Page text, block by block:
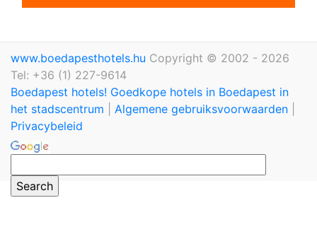
www.boedapesthotels.hu Copyright © 2002 - 2026
Tel: +36 (1) 227-9614
Boedapest hotels! Goedkope hotels in Boedapest in
het stadscentrum
Algemene gebruiksvoorwaarden
Privacybeleid